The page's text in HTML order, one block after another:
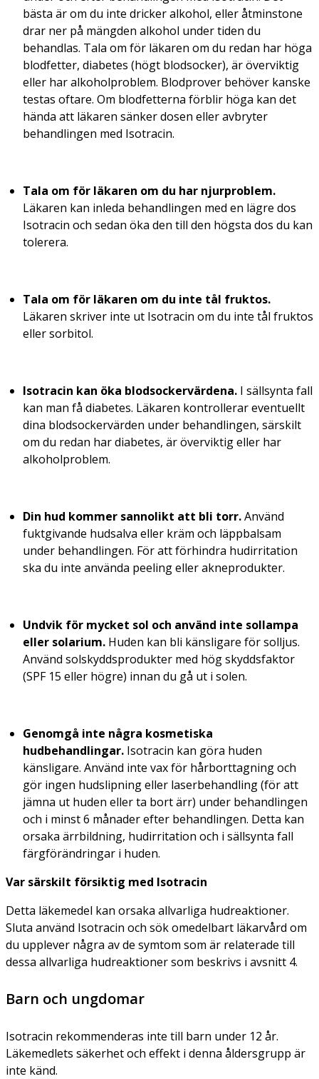
bästa är om du inte dricker alkohol, eller åtminstone
drar ner på mängden alkohol under tiden du
behandlas. Tala om för läkaren om du redan har höga
blodfetter, diabetes (högt blodsocker), är överviktig
eller har alkoholproblem. Blodprover behöver kanske
testas oftare. Om blodfetterna förblir höga kan det
hända att läkaren sänker dosen eller avbryter
behandlingen med Isotracin.
Tala om för läkaren om du har njurproblem.
Läkaren kan inleda behandlingen med en lägre dos
Isotracin och sedan öka den till den högsta dos du kan
tolerera.
Tala om för läkaren om du inte tål fruktos.
Läkaren skriver inte ut Isotracin om du inte tål fruktos
eller sorbitol.
Isotracin kan öka blodsockervärdena. I sällsynta fall
kan man få diabetes. Läkaren kontrollerar eventuellt
dina blodsockervärden under behandlingen, särskilt
om du redan har diabetes, är överviktig eller har
alkoholproblem.
Din hud kommer sannolikt att bli torr.Använd
fuktgivande hudsalva eller kräm och läppbalsam
under behandlingen. För att förhindra hudirritation
ska du inte använda peeling eller akneprodukter.
Undvik för mycket sol och använd inte sollampa
eller solarium. Huden kan bli känsligare för solljus.
Använd solskyddsprodukter med hög skyddsfaktor
(SPF 15 eller högre) innan du gå ut i solen.
Genomgå inte några kosmetiska
hudbehandlingar. Isotracin kan göra huden
känsligare. Använd inte vax för hårborttagning och
gör ingen hudslipning eller laserbehandling (för att
jämna ut huden eller ta bort ärr) under behandlingen
och i minst 6 månader efter behandlingen. Detta kan
orsaka ärrbildning, hudirritation och i sällsynta fall
färgförändringar i huden.
Var särskilt försiktig med Isotracin
Detta läkemedel kan orsaka allvarliga hudreaktioner.
Sluta använd Isotracin och sök omedelbart läkarvård om
du upplever några av de symtom som är relaterade till
dessa allvarliga hudreaktioner som beskrivs i avsnitt 4.
Barn och ungdomar
Isotracin rekommenderas inte till barn under 12 år.
Läkemedlets säkerhet och effekt i denna åldersgrupp är
inte känd.